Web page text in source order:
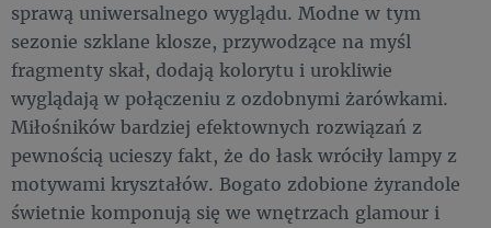
sprawą uniwersalnego wyglądu. Modne w tym
sezonie szklane klosze, przywodzące na myśl
fragmenty skał, dodają kolorytu i urokliwie
wyglądają w połączeniu z ozdobnymi żarówkami.
Miłośników bardziej efektownych rozwiązań z
pewnością ucieszy fakt, że do łask wróciły lampy z
motywami kryształów. Bogato zdobione żyrandole
świetnie komponują się we wnętrzach glamour i